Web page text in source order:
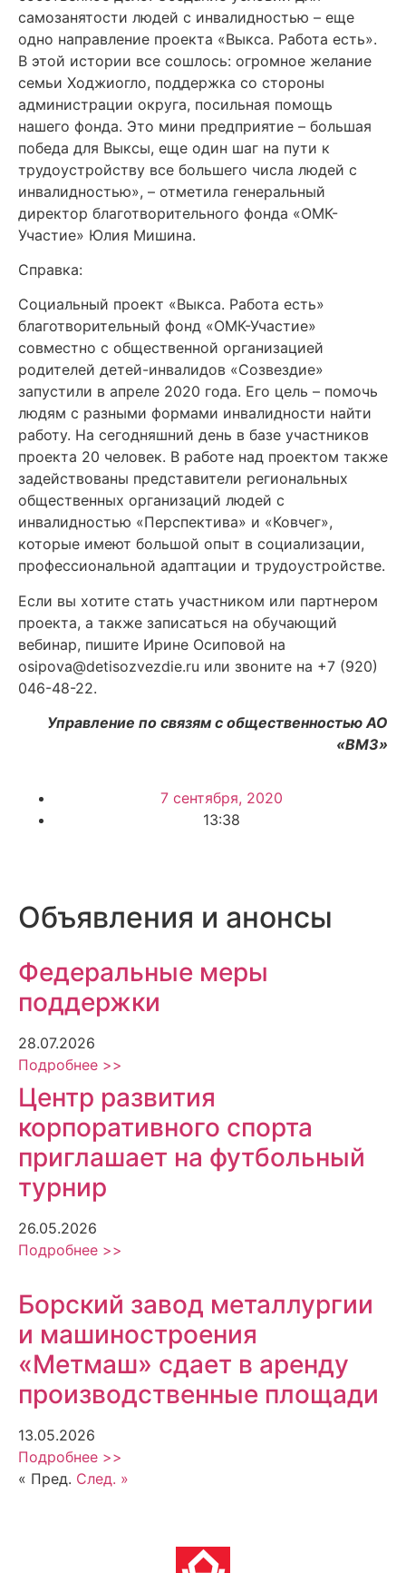
самозанятости людей с инвалидностью – еще
одно направление проекта «Выкса. Работа есть».
В этой истории все сошлось: огромное желание
семьи Ходжиогло, поддержка со стороны
администрации округа, посильная помощь
нашего фонда. Это мини предприятие – большая
победа для Выксы, еще один шаг на пути к
трудоустройству все большего числа людей с
инвалидностью», – отметила генеральный
директор благотворительного фонда «ОМК-
Участие» Юлия Мишина.
Справка:
Социальный проект «Выкса. Работа есть»
благотворительный фонд «ОМК-Участие»
совместно с общественной организацией
родителей детей-инвалидов «Созвездие»
запустили в апреле 2020 года. Его цель – помочь
людям с разными формами инвалидности найти
работу. На сегодняшний день в базе участников
проекта 20 человек. В работе над проектом также
задействованы представители региональных
общественных организаций людей с
инвалидностью «Перспектива» и «Ковчег»,
которые имеют большой опыт в социализации,
профессиональной адаптации и трудоустройстве.
Если вы хотите стать участником или партнером
проекта, а также записаться на обучающий
вебинар, пишите Ирине Осиповой на
osipova@detisozvezdie.ru или звоните на +7 (920)
046-48-22.
Управление по связям с общественностью АО
«ВМЗ»
7 сентября, 2020
13:38
Объявления и анонсы
Федеральные меры
поддержки
28.07.2026
Подробнее >>
Центр развития
корпоративного спорта
приглашает на футбольный
турнир
26.05.2026
Подробнее >>
Борский завод металлургии
и машиностроения
«Метмаш» сдает в аренду
производственные площади
13.05.2026
Подробнее >>
« Пред. След. »